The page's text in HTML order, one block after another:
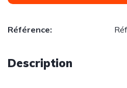
Référence:
Description